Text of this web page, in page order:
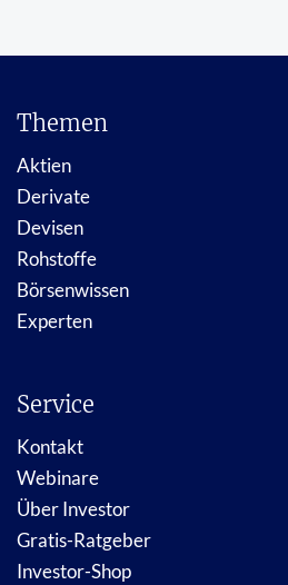
Themen
Aktien
Derivate
Devisen
Rohstoffe
Börsenwissen
Experten
Service
Kontakt
Webinare
Über Investor
Gratis-Ratgeber
Investor-Shop